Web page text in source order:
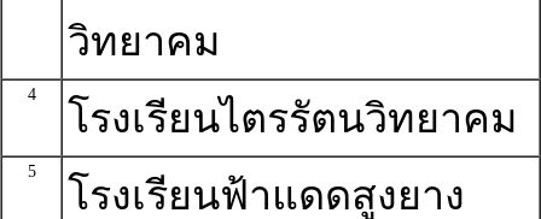
วิทยาคม
4
โรงเรียนไตรรัตนวิทยาคม
5
โรงเรียนฟ้าแดดสูงยาง